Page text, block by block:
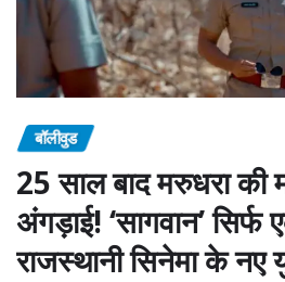
बॉलीवुड
25 साल बाद मरुधरा की
अंगड़ाई! ‘सागवान’ सिर्फ
राजस्थानी सिनेमा के